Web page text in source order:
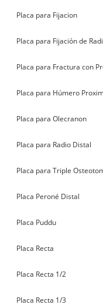
Placa para Fijacion
Placa para Fijación de
Placa para Fractura con
Placa para Húmero
Placa para Olecranon
Placa para Radio Distal
Placa para Triple
Placa Peroné Distal
Placa Puddu
Placa Recta
Placa Recta 1/2
Placa Recta 1/3